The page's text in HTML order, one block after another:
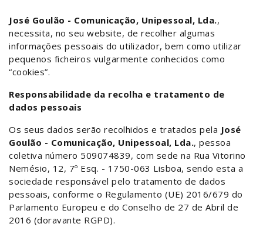
José Goulão - Comunicação, Unipessoal, Lda.,
necessita, no seu website, de recolher algumas
informações pessoais do utilizador, bem como utilizar
pequenos ficheiros vulgarmente conhecidos como
“cookies”.
Responsabilidade da recolha e tratamento de
dados pessoais
Os seus dados serão recolhidos e tratados pela José
Goulão - Comunicação, Unipessoal, Lda., pessoa
coletiva número 509074839, com sede na Rua Vitorino
Nemésio, 12, 7º Esq. - 1750-063 Lisboa, sendo esta a
sociedade responsável pelo tratamento de dados
pessoais, conforme o Regulamento (UE) 2016/679 do
Parlamento Europeu e do Conselho de 27 de Abril de
2016 (doravante RGPD).